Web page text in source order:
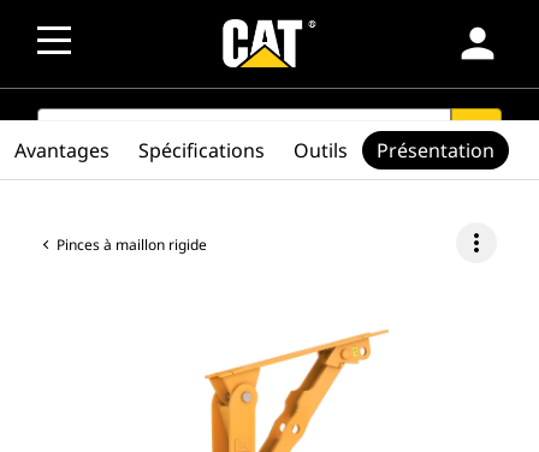
person
SEARCH search
Pinces à maillon rigide more_vert
Avantages Spécifications Outils Présentation